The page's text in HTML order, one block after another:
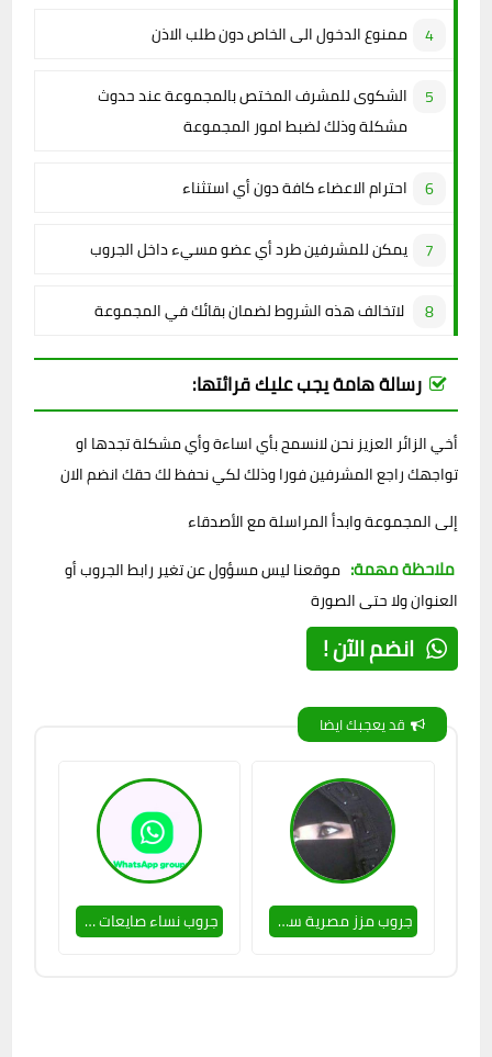
ممنوع الدخول الى الخاص دون طلب الاذن
الشكوى للمشرف المختص بالمجموعة عند حدوث
مشكلة وذلك لضبط امور المجموعة
احترام الاعضاء كافة دون أي استثناء
يمكن للمشرفين طرد أي عضو مسيء داخل الجروب
لاتخالف هذه الشروط لضمان بقائك في المجموعة
رسالة هامة يجب عليك قرائتها:
أخي الزائر العزيز نحن لانسمح بأي اساءة وأي مشكلة تجدها او
تواجهك راجع المشرفين فورا وذلك لكي نحفظ لك حقك انضم الان
إلى المجموعة وابدأ المراسلة مع الأصدقاء
ملاحظة مهمة: موقعنا ليس مسؤول عن تغير رابط الجروب أو
العنوان ولا حتى الصورة
انضم الآن !
قد يعجبك ايضا
جروب مزز مصرية سـ،،،،ــاخنة 🥵 جروب نساء صايعات 💃👌